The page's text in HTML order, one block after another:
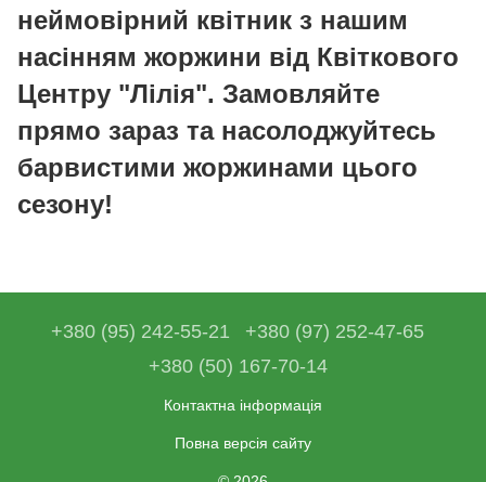
неймовірний квітник з нашим
насінням жоржини від Квіткового
Центру "Лілія". Замовляйте
прямо зараз та насолоджуйтесь
барвистими жоржинами цього
сезону!
+380 (95) 242-55-21
+380 (97) 252-47-65
+380 (50) 167-70-14
Контактна інформація
Повна версія сайту